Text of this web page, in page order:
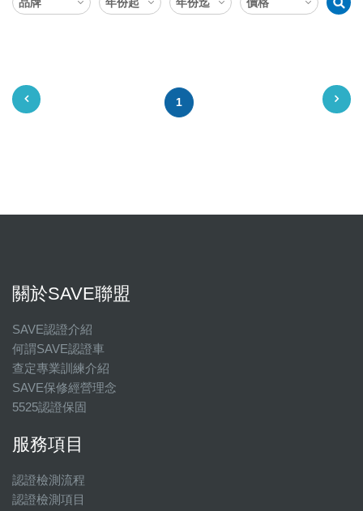
1
關於SAVE聯盟
SAVE認證介紹
何謂SAVE認證車
查定專業訓練介紹
SAVE保修經營理念
5525認證保固
服務項目
認證檢測流程
認證檢測項目